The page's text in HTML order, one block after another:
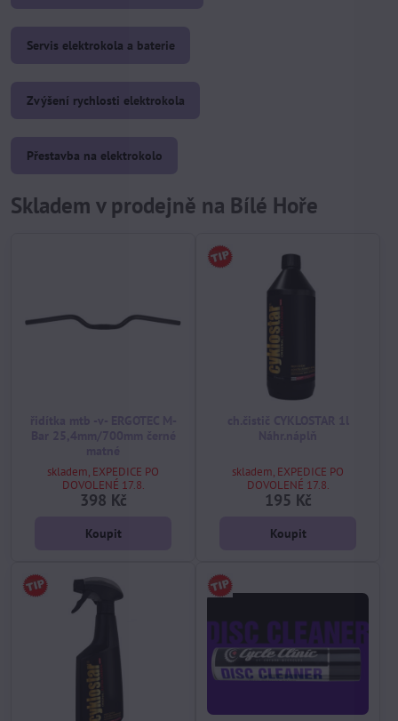
Servis elektrokola a baterie
Zvýšení rychlosti elektrokola
Přestavba na elektrokolo
Skladem v prodejně na Bílé Hoře
skladem, EXPEDICE PO
DOVOLENÉ 17.8.
398 Kč
Koupit
skladem, EXPEDICE PO
DOVOLENÉ 17.8.
195 Kč
Koupit